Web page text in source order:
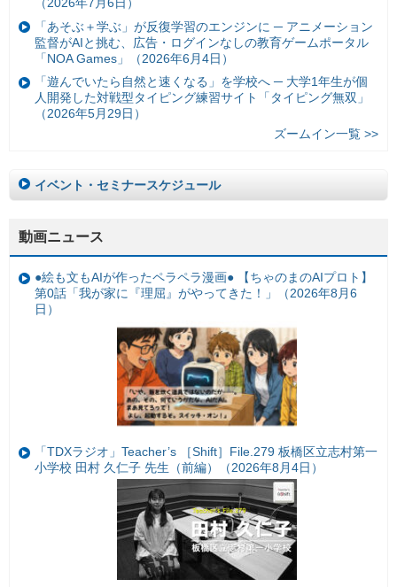
「あそぶ＋学ぶ」が反復学習のエンジンに ─ アニメーション
監督がAIと挑む、広告・ログインなしの教育ゲームポータル
「NOA Games」（2026年6月4日）
「遊んでいたら自然と速くなる」を学校へ ─ 大学1年生が個
人開発した対戦型タイピング練習サイト「タイピング無双」
（2026年5月29日）
ズームイン一覧 >>
イベント・セミナースケジュール
動画ニュース
●絵も文もAIが作ったペラペラ漫画● 【ちゃのまのAIプロト】
第0話「我が家に『理屈』がやってきた！」（2026年8月6
日）
「TDXラジオ」Teacher’s ［Shift］File.279 板橋区立志村第一
小学校 田村 久仁子 先生（前編）（2026年8月4日）